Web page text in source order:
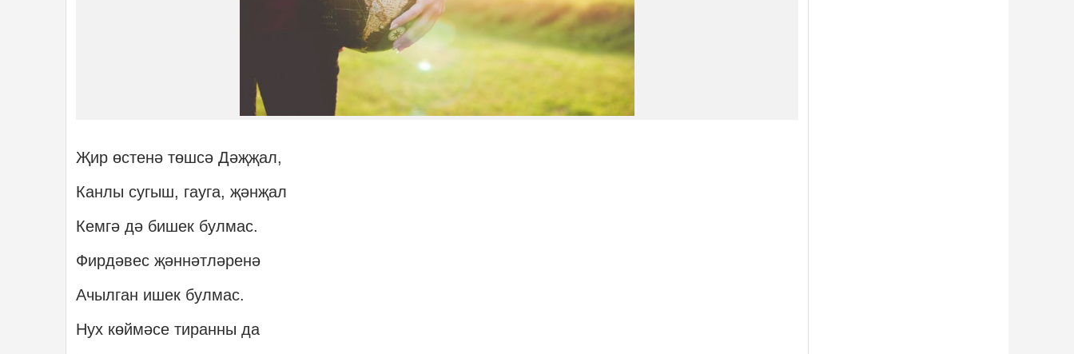
Җир өстенә төшсә Дәҗҗал,
Канлы сугыш, гауга, җәнҗал
Кемгә дә бишек булмас.
Фирдәвес җәннәтләренә
Ачылган ишек булмас.
Нух көймәсе тиранны да